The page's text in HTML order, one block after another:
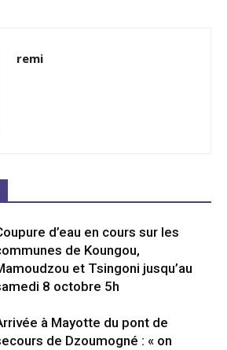
remi
d’eau en cours sur les
de Koungou,
et Tsingoni jusqu’au
8 octobre 5h
à Mayotte du pont de
de Dzoumogné : « on